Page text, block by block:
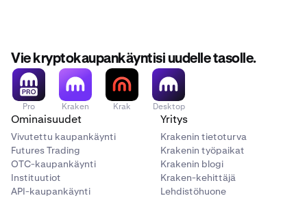
Vie kryptokaupankäyntisi uudelle tasolle.
Pro Kraken Krak Desktop
Ominaisuudet
Vivutettu kaupankäynti
Futures Trading
OTC-kaupankäynti
Instituutiot
API-kaupankäynti
Yritys
Krakenin tietoturva
Krakenin työpaikat
Krakenin blogi
Kraken-kehittäjä
Lehdistöhuone